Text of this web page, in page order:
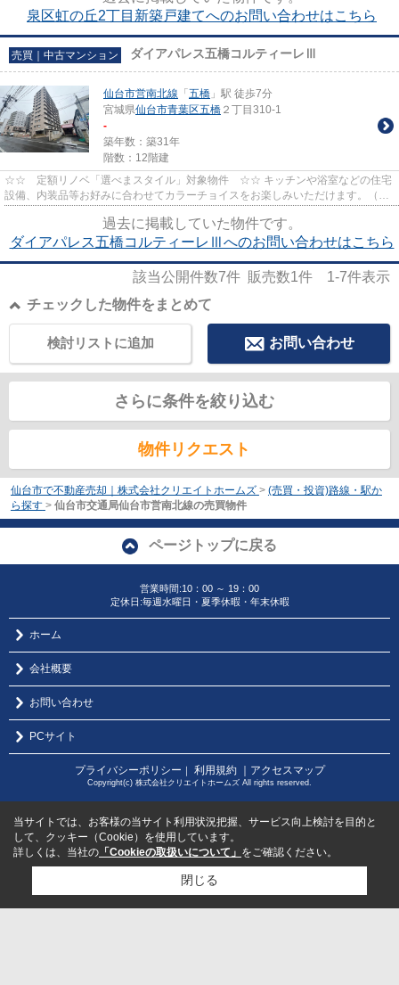
泉区虹の丘2丁目新築戸建てへのお問い合わせはこちら
売買｜中古マンション ダイアパレス五橋コルティーレⅢ
仙台市営南北線 「 五橋 」駅 徒歩7分
宮城県仙台市青葉区五橋 ２丁目310-1
-
築年数：築31年
階数：12階建
☆☆ 定額リノベ「選べまスタイル」対象物件 ☆☆ キッチンや浴室などの住宅
設備、内装品等お好みに合わせてカラーチョイスをお楽しみいただけます。（標
過去に掲載していた物件です。
ダイアパレス五橋コルティーレⅢへのお問い合わせはこちら
該当公開件数7件 販売数1件 1-7件表示
チェックした物件をまとめて
お問い合わせ
検討リストに追加
さらに条件を絞り込む
物件リクエスト
仙台市で不動産売却｜株式会社クリエイトホームズ > (売買・投資)路線・駅か
ら探す > 仙台市交通局仙台市営南北線の売買物件
ページトップに戻る
営業時間:10：00 ～ 19：00
定休日:毎週水曜日・夏季休暇・年末休暇
ホーム
会社概要
お問い合わせ
PCサイト
プライバシーポリシー ｜ 利用規約 ｜アクセスマップ
Copyright(c) 株式会社クリエイトホームズ All rights reserved.
当サイトでは、お客様の当サイト利用状況把握、サービス向上検討を目的と
して、クッキー（Cookie）を使用しています。
詳しくは、当社の 「Cookieの取扱いについて」 をご確認ください。
閉じる